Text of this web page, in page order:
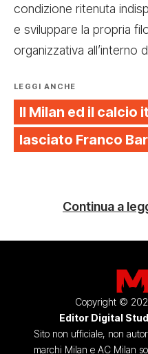
condizione ritenuta
e sviluppare la propria
organizzativa all’interno
LEGGI ANCHE
Il Milan ed il calcio
lasciato Franco
Continua a
Copyright ©
Editor Digital
Sito non ufficiale, non
marchi Milan e AC Milan